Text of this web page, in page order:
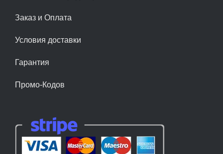
Заказ и Оплата
Условия доставки
Гарантия
Промо-Кодов